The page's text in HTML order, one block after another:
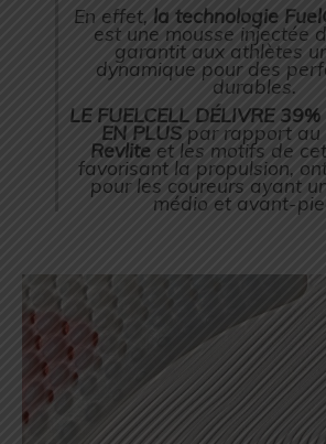
En effet, la technologie
est une mousse injectée
garantit aux athlètes
dynamique pour des
durables.
LE FUELCELL DÉLIVRE
EN PLUS par rapport au
Revliteet les motifs de
favorisant la propulsion,
pour les coureurs ayant
médio et avant-